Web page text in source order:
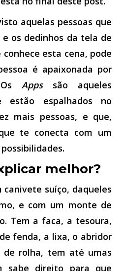
aquelas pessoas que
os dedinhos da tela de
conhece esta cena, pode
é apaixonada por
Appssão aqueles
estão espalhados no
mais pessoas, e que,
te conecta com um
melhor?
suíço, daqueles
e com um monte de
Tem a faca, a tesoura,
fenda, a lixa, o abridor
de rolha, tem até umas
sabe direito para que